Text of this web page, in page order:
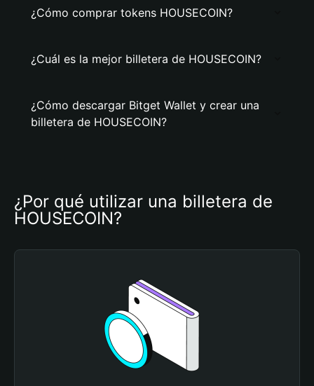
¿Cómo comprar tokens HOUSECOIN?
¿Cuál es la mejor billetera de HOUSECOIN?
¿Cómo descargar Bitget Wallet y crear una
billetera de HOUSECOIN?
¿Por qué utilizar una billetera de
HOUSECOIN?